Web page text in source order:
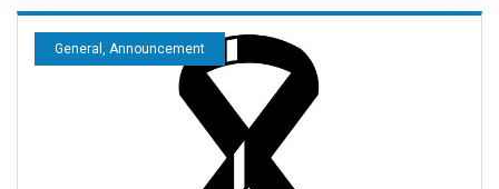
General, Announcement